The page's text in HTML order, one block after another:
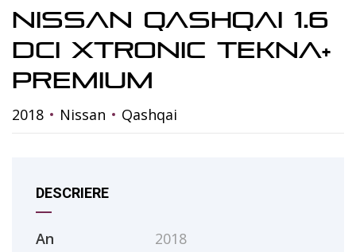
Nissan Qashqai 1.6
DCI Xtronic TEKNA+
PREMIUM
2018 Nissan Qashqai
DESCRIERE
An
2018